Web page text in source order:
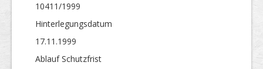
10411/1999
Hinterlegungs­datum
17.11.1999
Ablauf Schutzfrist